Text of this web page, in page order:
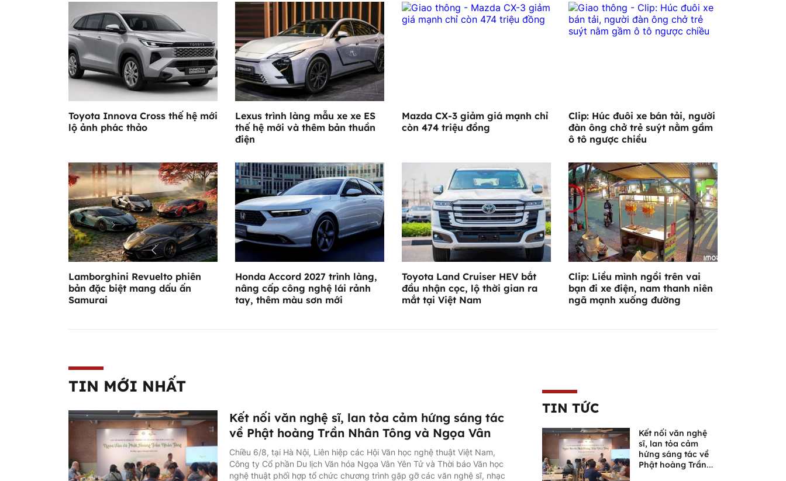
Toyota Innova Cross thế hệ mới
lộ ảnh phác thảo
Lexus trình làng mẫu xe xe ES
thế hệ mới và thêm bản thuần
điện
Mazda CX-3 giảm giá mạnh chỉ
còn 474 triệu đồng
Clip: Húc đuôi xe bán tải, người
đàn ông chở trẻ suýt nằm gầm
ô tô ngược chiều
Lamborghini Revuelto phiên
bản đặc biệt mang dấu ấn
Samurai
Honda Accord 2027 trình làng,
nâng cấp công nghệ lái rảnh
tay, thêm màu sơn mới
Toyota Land Cruiser HEV bắt
đầu nhận cọc, lộ thời gian ra
mắt tại Việt Nam
Clip: Liều mình ngồi trên vai
bạn đi xe điện, nam thanh niên
ngã mạnh xuống đường
TIN MỚI NHẤT
Kết nối văn nghệ sĩ, lan tỏa cảm hứng sáng tác
về Phật hoàng Trần Nhân Tông và Ngọa Vân
Chiều 6/8, tại Hà Nội, Liên hiệp các Hội Văn học nghệ thuật Việt Nam,
Công ty Cổ phần Du lịch Văn hóa Ngọa Vân Yên Tử và Thời báo Văn học
nghệ thuật phối hợp tổ chức chương trình gặp gỡ các văn nghệ sĩ, nhạc
TIN TỨC
Kết nối văn nghệ
sĩ, lan tỏa cảm
hứng sáng tác về
Phật hoàng Trần